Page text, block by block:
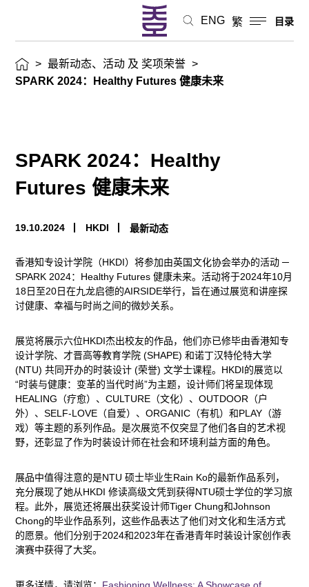
ENG 繁 目录
活
动
项
荣
誉
> 最新动态、活动 及 奖项荣誉 >
SPARK 2024：Healthy Futures 健康未来
SPARK 2024：Healthy
Futures 健康未来
19.10.2024 HKDI 最新动态
香港知专设计学院（HKDI）将参加由英国文化协会举办的活动 ─
SPARK 2024：Healthy Futures 健康未来。活动将于2024年10月
18日至20日在九龙启德的AIRSIDE举行，旨在通过展览和讲座探
讨健康、幸福与时尚之间的微妙关系。
展览将展示六位HKDI杰出校友的作品，他们亦已修毕由香港知专
设计学院、才晋高等教育学院 (SHAPE) 和诺丁汉特伦特大学
(NTU) 共同开办的时装设计 (荣誉) 文学士课程。HKDI的展览以
“时装与健康：变革的当代时尚”为主题，设计师们将呈现体现
HEALING（疗愈）、CULTURE（文化）、OUTDOOR（户
外）、SELF-LOVE（自爱）、ORGANIC（有机）和PLAY（游
戏）等主题的系列作品。是次展览不仅突显了他们各自的艺术视
野，还彰显了作为时装设计师在社会和环境利益方面的角色。
展品中值得注意的是NTU 硕士毕业生Rain Ko的最新作品系列，
充分展现了她从HKDI 修读高级文凭到获得NTU硕士学位的学习旅
程。此外，展览还将展出获奖设计师Tiger Chung和Johnson
Chong的毕业作品系列，这些作品表达了他们对文化和生活方式
的愿景。他们分别于2024和2023年在香港青年时装设计家创作表
演赛中获得了大奖。
更多详情，请浏览： Fashioning Wellness: A Showcase of